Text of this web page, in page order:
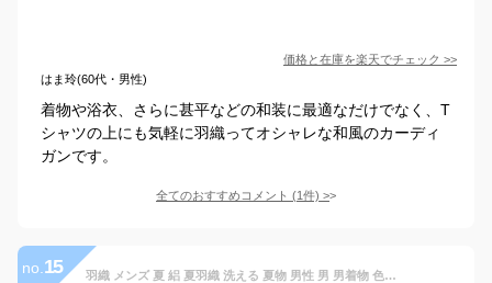
価格と在庫を楽天でチェック >>
はま玲(60代・男性)
着物や浴衣、さらに甚平などの和装に最適なだけでなく、T
シャツの上にも気軽に羽織ってオシャレな和風のカーディ
ガンです。
全てのおすすめコメント (1件) >
no. 15 羽織 メンズ 夏 絽 夏羽織 洗える 夏物 男性 男 男着物 色無地 洗える羽織 ポリエステル 冷感 化繊 単衣 和装 和服 駒絽 S M L LL 3L 大きいサイズ (rg)